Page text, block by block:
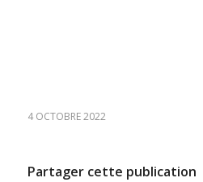
4 OCTOBRE 2022
Partager cette publication